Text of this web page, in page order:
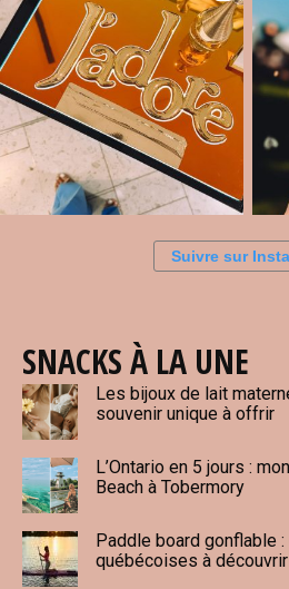
Suivre sur
SNACKS À LA UNE
Les bijoux de lait
souvenir unique à offrir
L’Ontario en 5 jours :
Beach à Tobermory
Paddle board gonflable
québécoises à découvrir